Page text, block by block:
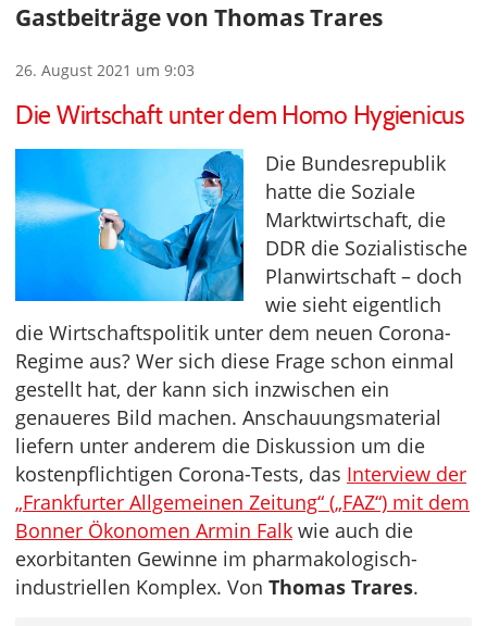
Gastbeiträge von Thomas Trares
26. August 2021 um 9:03
Die Wirtschaft unter dem Homo Hygienicus
Die Bundesrepublik
hatte die Soziale
Marktwirtschaft, die
DDR die Sozialistische
Planwirtschaft – doch
wie sieht eigentlich
die Wirtschaftspolitik unter dem neuen Corona-
Regime aus? Wer sich diese Frage schon einmal
gestellt hat, der kann sich inzwischen ein
genaueres Bild machen. Anschauungsmaterial
liefern unter anderem die Diskussion um die
kostenpflichtigen Corona-Tests, das Interview der
„Frankfurter Allgemeinen Zeitung“ („FAZ“) mit dem
Bonner Ökonomen Armin Falk wie auch die
exorbitanten Gewinne im pharmakologisch-
industriellen Komplex. Von Thomas Trares.